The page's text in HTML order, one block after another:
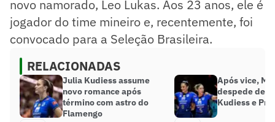
novo namorado, Leo Lukas. Aos 23 anos, ele é
jogador do time mineiro e, recentemente, foi
convocado para a Seleção Brasileira.
RELACIONADAS
Julia Kudiess assume
novo romance após
término com astro do
Flamengo
Após vice,
despede de
Kudiess e Pri